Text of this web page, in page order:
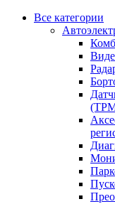
Все категории